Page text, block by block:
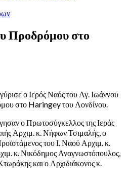
Προδρόμου στο
ο Ιερός Ναός του Αγ. Ιωάννου
στο Haringey του Λονδίνου.
ο Πρωτοσύγκελλος της Ιεράς
Αρχιμ. κ. Νήφων Τσιμαλής, ο
του Ι. Ναού Αρχιμ. κ.
κ. Νικόδημος Αναγνωστόπουλος,
και ο Αρχιδιάκονος κ.